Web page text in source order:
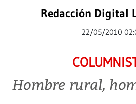
Redacción Digital
22/05/2010
Hombre rural,